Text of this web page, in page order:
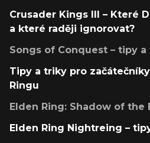
Crusader Kings III – Které
a které raději ignorovat?
Songs of Conquest – tipy
Tipy a triky pro
Ringu
Elden Ring: Shadow of
Elden Ring Nightreing –